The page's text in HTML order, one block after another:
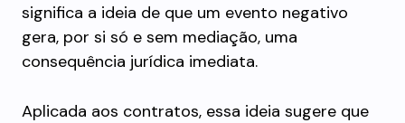
significa a ideia de que um evento negativo
gera, por si só e sem mediação, uma
consequência jurídica imediata.
Aplicada aos contratos, essa ideia sugere que